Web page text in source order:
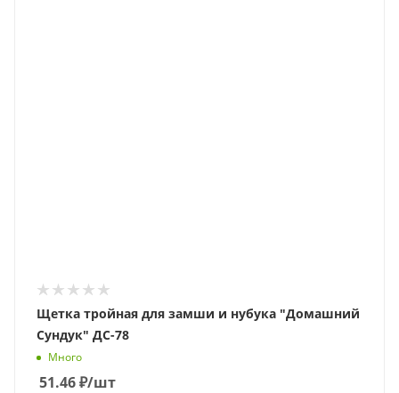
Щетка тройная для замши и нубука "Домашний
Сундук" ДС-78
Много
51.46₽/шт